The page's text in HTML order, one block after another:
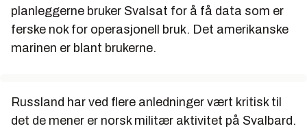
planleggerne bruker Svalsat for å få data som er
ferske nok for operasjonell bruk. Det amerikanske
marinen er blant brukerne.
Russland har ved flere anledninger vært kritisk til
det de mener er norsk militær aktivitet på Svalbard.